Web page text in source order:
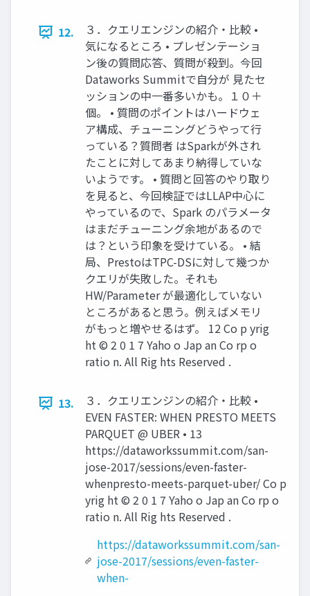
12.
３．クエリエンジンの紹介・比較 •
気になるところ • プレゼンテーショ
ン後の質問応答、質問が殺到。今回
Dataworks Summitで自分が 見たセ
ッションの中一番多いかも。１０＋
個。 • 質問のポイントはハードウェ
ア構成、チューニングどうやって行
っている？質問者 はSparkが外され
たことに対してあまり納得していな
いようです。 • 質問と回答のやり取り
を見ると、今回検証ではLLAP中心に
やっているので、Spark のパラメータ
はまだチューニング余地があるので
は？という印象を受けている。 • 結
局、PrestoはTPC-DSに対して幾つか
クエリが失敗した。それも
HW/Parameter が最適化していない
ところがあると思う。例えばメモリ
がもっと増やせるはず。 12 Co p yrig
ht © 2 0 1 7 Yaho o Jap an Co rp o
ratio n. All Rig hts Reserved .
13.
３．クエリエンジンの紹介・比較 •
EVEN FASTER: WHEN PRESTO MEETS
PARQUET @ UBER • 13
https://dataworkssummit.com/san-
jose-2017/sessions/even-faster-
whenpresto-meets-parquet-uber/ Co p
yrig ht © 2 0 1 7 Yaho o Jap an Co rp o
ratio n. All Rig hts Reserved .
https://dataworkssummit.com/san-
jose-2017/sessions/even-faster-
when-